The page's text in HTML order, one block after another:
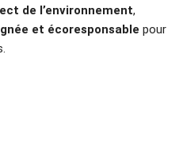
de l’environnement,
et écoresponsable pour